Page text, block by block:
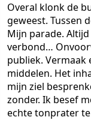
Overal klonk de
geweest. Tussen
Mijn parade.
verbond…
publiek. Vermaak
middelen. Het
mijn ziel
zonder. Ik besef
echte tonprater